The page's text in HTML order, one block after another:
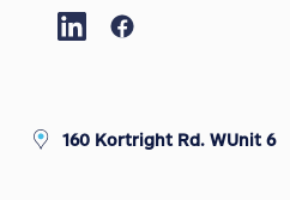
160 Kortright Rd. WUnit 6